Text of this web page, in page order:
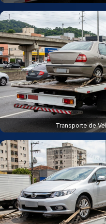
Transporte de